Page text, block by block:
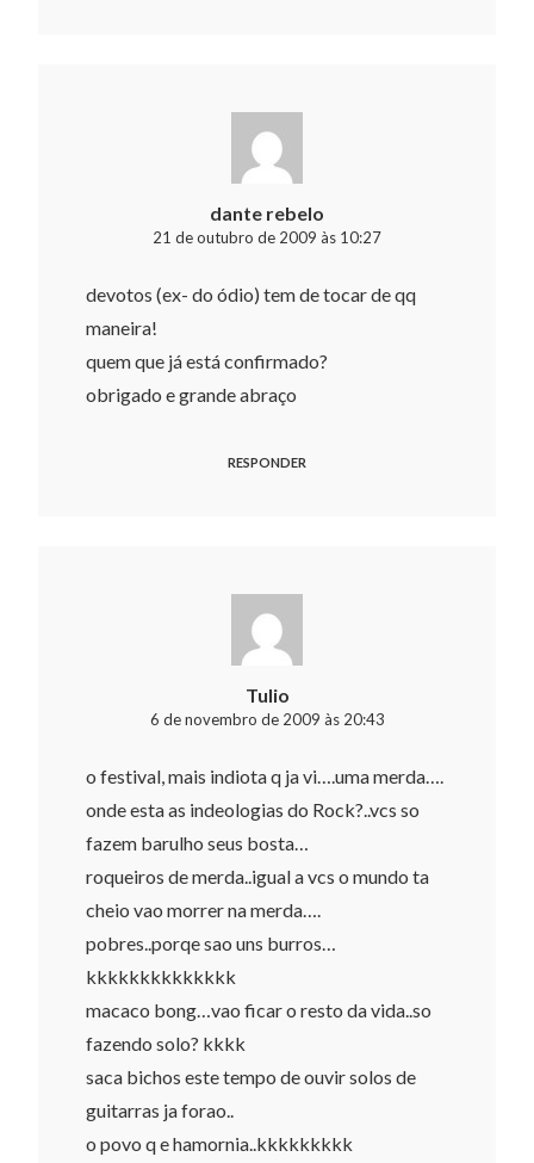
dante rebelo
21 de outubro de 2009 às 10:27
devotos (ex- do ódio) tem de tocar de qq
maneira!
quem que já está confirmado?
obrigado e grande abraço
RESPONDER
Tulio
6 de novembro de 2009 às 20:43
o festival, mais indiota q ja vi….uma merda….
onde esta as indeologias do Rock?..vcs so
fazem barulho seus bosta…
roqueiros de merda..igual a vcs o mundo ta
cheio vao morrer na merda….
pobres..porqe sao uns burros…
kkkkkkkkkkkkkk
macaco bong…vao ficar o resto da vida..so
fazendo solo? kkkk
saca bichos este tempo de ouvir solos de
guitarras ja forao..
o povo q e hamornia..kkkkkkkkk